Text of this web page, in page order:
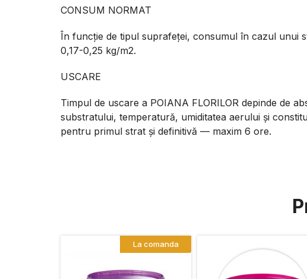
CONSUM NORMAT
În funcție de tipul suprafeței, consumul în cazul unui
0,17-0,25 kg/m2.
USCARE
Timpul de uscare a POIANA FLORILOR depinde de
substratului, temperatură, umiditatea aerului și
pentru primul strat și definitivă — maxim 6 ore.
La comanda